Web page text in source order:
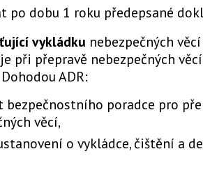
po dobu 1 roku předepsané
vykládku nebezpečných
při přepravě nebezpečných
ADR:
bezpečnostního poradce pro
věcí,
o vykládce, čištění a